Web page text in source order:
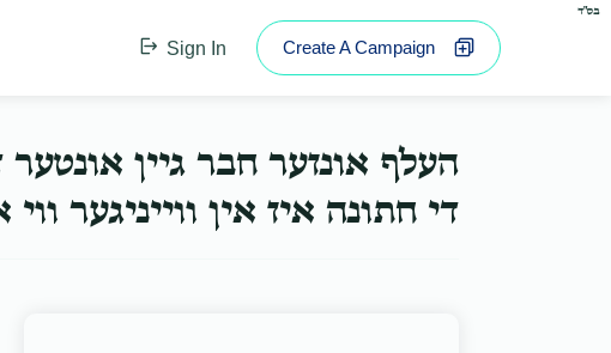
בס"ד
Sign In Create A Campaign
העלף אונזער חבר גיין
די חתונה איז אין ווייניגער